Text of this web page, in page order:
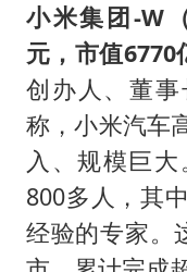
小米集团-W
元，市值6770
创办人、董事
称，小米汽车
入、规模巨
800多人，其
经验的专家。